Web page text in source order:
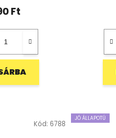
Ft
Kód: 6788
JÓ ÁLLAPOTÚ